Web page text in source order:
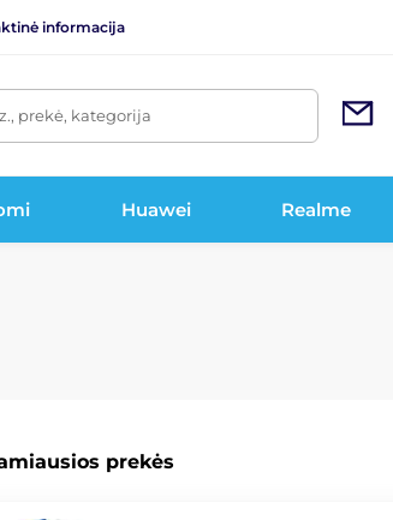
informacija
prekė, kategorija
Huawei Realme
prekės